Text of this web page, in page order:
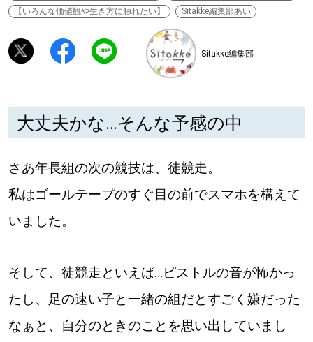
育む
深める
SitakkeTV
LOCAL ローカルエリア
all
道北
【いろんな価値観や生き方に触れたい】
Sitakke編集部あい
Sitakke編集部
大丈夫かな…そんな予感の中
さあ年長組の次の競技は、徒競走。
私はゴールテープのすぐ目の前でスマホを構えて
いました。
そして、徒競走といえば…ピストルの音が怖かっ
たし、足の速い子と一緒の組だとすごく嫌だった
なぁと、自分のときのことを思い出していまし